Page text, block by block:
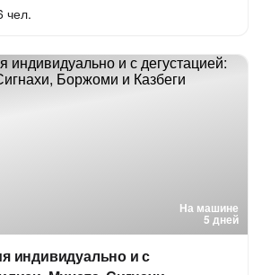
чел.
На машине
5 дней
индивидуально и с